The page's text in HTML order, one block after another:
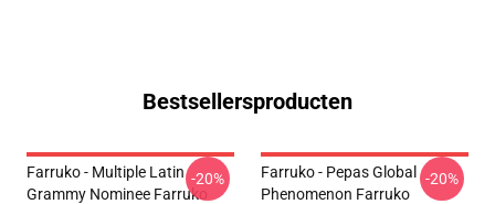
Bestsellersproducten
Farruko - Multiple Latin
Grammy Nominee Farruko
-20%
Farruko - Pepas Global
Phenomenon Farruko
-20%